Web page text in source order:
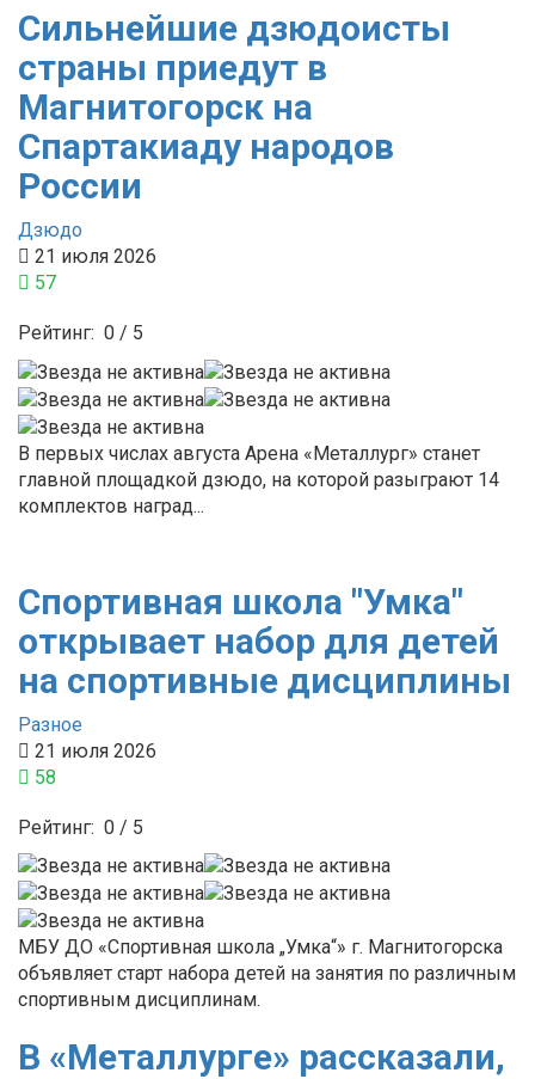
Сильнейшие дзюдоисты
страны приедут в
Магнитогорск на
Спартакиаду народов
России
Дзюдо
21 июля 2026
57
Рейтинг: 0 / 5
В первых числах августа Арена «Металлург» станет
главной площадкой дзюдо, на которой разыграют 14
комплектов наград...
Спортивная школа "Умка"
открывает набор для детей
на спортивные дисциплины
Разное
21 июля 2026
58
Рейтинг: 0 / 5
МБУ ДО «Спортивная школа „Умка“» г. Магнитогорска
объявляет старт набора детей на занятия по различным
спортивным дисциплинам.
В «Металлурге» рассказали,